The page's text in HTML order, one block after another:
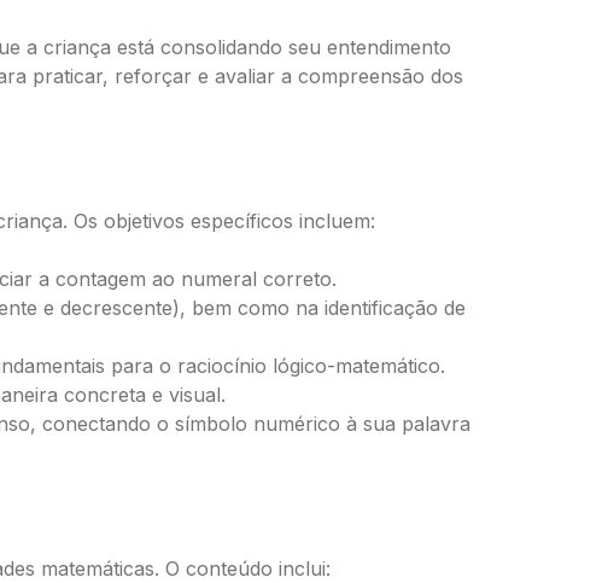
a criança está consolidando seu entendimento
praticar, reforçar e avaliar a compreensão dos
Os objetivos específicos incluem:
a contagem ao numeral correto.
e decrescente), bem como na identificação de
para o raciocínio lógico-matemático.
concreta e visual.
conectando o símbolo numérico à sua palavra
matemáticas. O conteúdo inclui: